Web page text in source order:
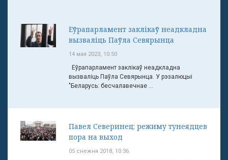
Еўрапарламент заклікаў неадкладна
вызваліць Паўла Севярынца
14 мая 2023, 10:50
Еўрапарламент заклікаў неадкладна
вызваліць Паўла Севярынца. У рэзалюцыі
"Беларусь: бесчалавечнае ...
Павел Северинец: режиму тунеядцев
пора на выход
05 снежня 2018, 10:36